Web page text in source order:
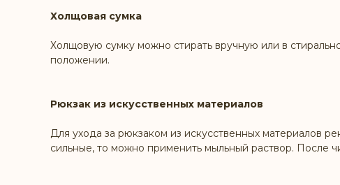
Холщовая сумка
Холщовую сумку можно стирать вручную или в
положении.
Рюкзак из искусственных материалов
Для ухода за рюкзаком из искусственных материалов
сильные, то можно применить мыльный раствор. После